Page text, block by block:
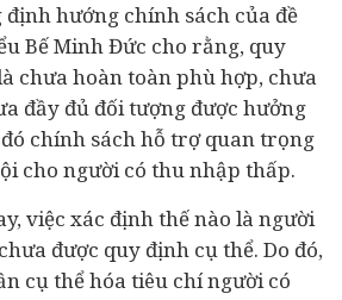
định hướng chính sách của đề
Bế Minh Đức cho rằng, quy
chưa hoàn toàn phù hợp, chưa
đầy đủ đối tượng được hưởng
chính sách hỗ trợ quan trọng
cho người có thu nhập thấp.
việc xác định thế nào là người
được quy định cụ thể. Do đó,
cụ thể hóa tiêu chí người có